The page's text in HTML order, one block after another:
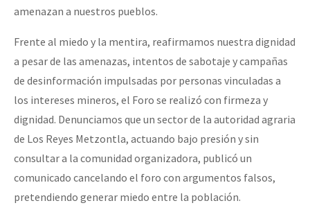
MULTIMEDIA
Fotorreportaje
Video
Otras secciones
Semillero Guerra contra la Humanidad. (Las poblaciones y
la naturaleza bajo asedio)
Libros para descargar
amenazan a nuestros pueblos.
Frente al miedo y la mentira, reafirmamos nuestra dignidad
a pesar de las amenazas, intentos de sabotaje y campañas
de desinformación impulsadas por personas vinculadas a
los intereses mineros, el Foro se realizó con firmeza y
dignidad. Denunciamos que un sector de la autoridad agraria
de Los Reyes Metzontla, actuando bajo presión y sin
consultar a la comunidad organizadora, publicó un
comunicado cancelando el foro con argumentos falsos,
pretendiendo generar miedo entre la población.